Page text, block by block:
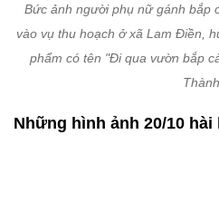
Bức ảnh người phụ nữ gánh bắp
vào vụ thu hoạch ở xã Lam Điền,
phẩm có tên "Đi qua vườn bắp
Thành.
Những hình ảnh 20/10